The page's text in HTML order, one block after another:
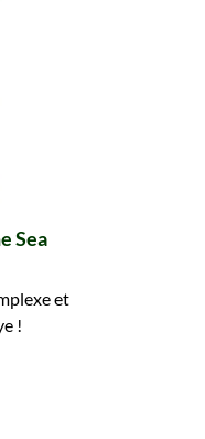
Sea
et
!